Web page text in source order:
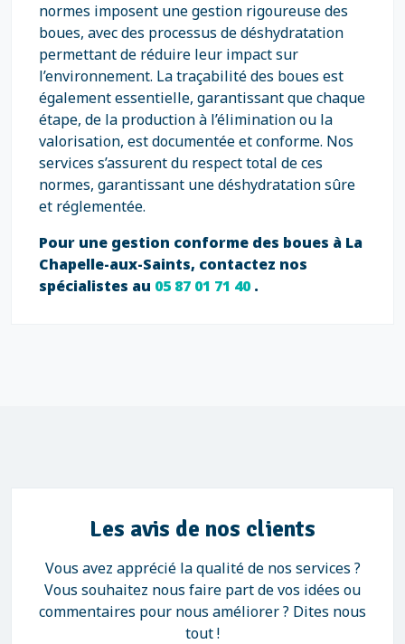
normes imposent une gestion rigoureuse des
boues, avec des processus de déshydratation
permettant de réduire leur impact sur
l’environnement. La traçabilité des boues est
également essentielle, garantissant que chaque
étape, de la production à l’élimination ou la
valorisation, est documentée et conforme. Nos
services s’assurent du respect total de ces
normes, garantissant une déshydratation sûre
et réglementée.
Pour une gestion conforme des boues à La
Chapelle-aux-Saints, contactez nos
spécialistes au 05 87 01 71 40.
Les avis de nos clients
Vous avez apprécié la qualité de nos services ?
Vous souhaitez nous faire part de vos idées ou
commentaires pour nous améliorer ? Dites nous
tout !